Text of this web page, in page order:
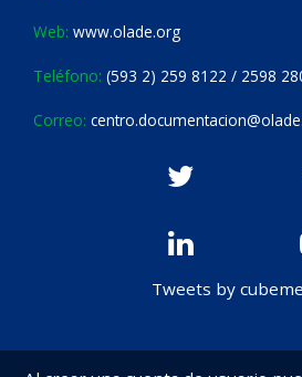
Web: www.olade.org
Teléfono: (593 2) 259 8122 / 2598
Correo:
Tweets by